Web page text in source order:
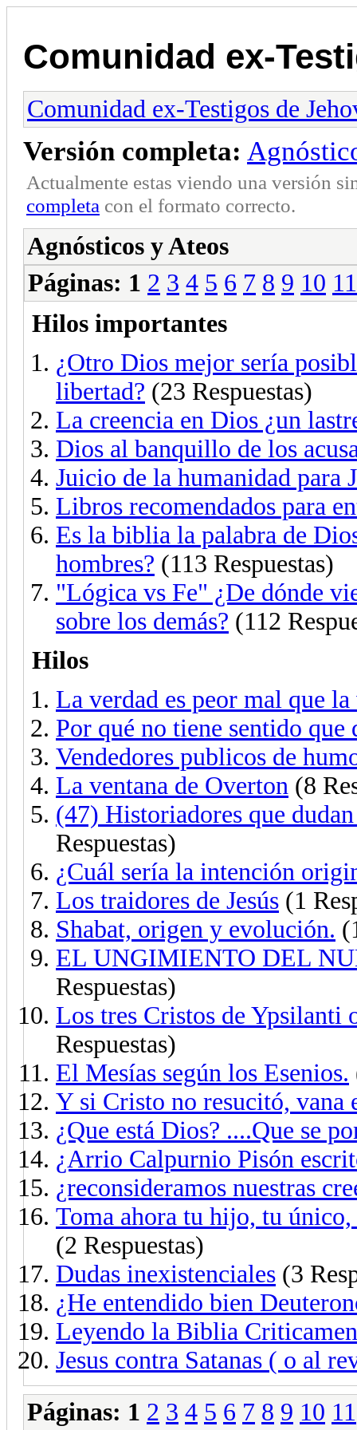
Comunidad ex-
Comunidad ex-Testigos de
Versión completa:
Actualmente estas viendo una versión
completa con el formato correcto.
Agnósticos y Ateos
Páginas: 1 2 3 4 5 6 7 8 9 10 11
Hilos importantes
¿Otro Dios mejor sería
libertad? (23 Respuestas)
La creencia en Dios ¿un
Dios al banquillo de los
Juicio de la humanidad para
Libros recomendados para
Es la biblia la palabra de
hombres? (113 Respuestas)
"Lógica vs Fe" ¿De dónde
sobre los demás? (112
Hilos
La verdad es peor mal que la
Por qué no tiene sentido
Vendedores publicos de
La ventana de Overton (8
(47) Historiadores que
Respuestas)
¿Cuál sería la intención
Los traidores de Jesús (1
Shabat, origen y evolución.
EL UNGIMIENTO DEL
Respuestas)
Los tres Cristos de Ypsilanti
Respuestas)
El Mesías según los Esenios.
Y si Cristo no resucitó, vana
¿Que está Dios? ....Que se
¿Arrio Calpurnio Pisón
¿reconsideramos nuestras
Toma ahora tu hijo, tu único,
(2 Respuestas)
Dudas inexistenciales (3
¿He entendido bien
Leyendo la Biblia
Jesus contra Satanas ( o al
Páginas: 1 2 3 4 5 6 7 8 9 10 11